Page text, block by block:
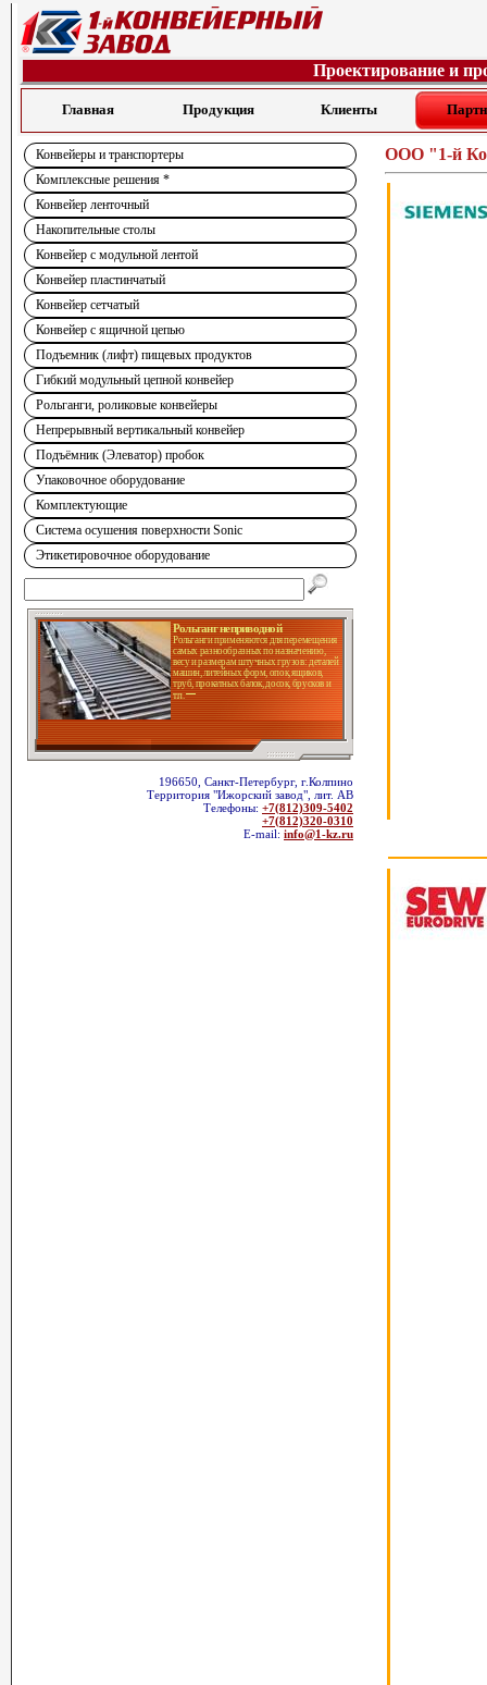
Проектирование и
Главная Продукция Клиенты
Конвейеры и транспортеры
Комплексные решения *
Конвейер ленточный
Накопительные столы
Конвейер с модульной лентой
Конвейер пластинчатый
Конвейер сетчатый
Конвейер с ящичной цепью
Подъемник (лифт) пищевых продуктов
Гибкий модульный цепной конвейер
Рольганги, роликовые конвейеры
Непрерывный вертикальный конвейер
Подъёмник (Элеватор) пробок
Упаковочное оборудование
Комплектующие
Система осушения поверхности Sonic
Этикетировочное оборудование
Рольганг неприводной
Рольганги применяются для перемещения
самых разнообразных по назначению,
весу и размерам штучных грузов: деталей
машин, литейных форм, опок, ящиков,
труб, прокатных балок, досок, брусков и
т.п.
196650, Санкт-Петербург, г.Колпино
Территория "Ижорский завод", лит. АВ
Телефоны: +7(812)309-5402
+7(812)320-0310
E-mail: info@1-kz.ru
ООО "1-й